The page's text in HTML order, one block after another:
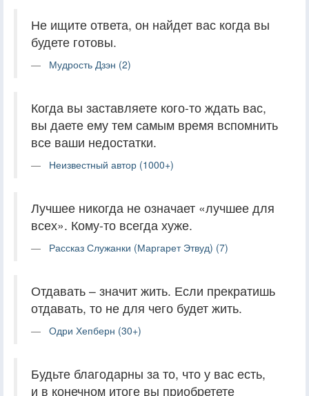
Не ищите ответа, он найдет вас когда вы
будете готовы.
Мудрость Дзэн (2)
Когда вы заставляете кого-то ждать вас,
вы даете ему тем самым время вспомнить
все ваши недостатки.
Неизвестный автор (1000+)
Лучшее никогда не означает «лучшее для
всех». Кому-то всегда хуже.
Рассказ Служанки (Маргарет Этвуд) (7)
Отдавать – значит жить. Если прекратишь
отдавать, то не для чего будет жить.
Одри Хепберн (30+)
Будьте благодарны за то, что у вас есть,
и в конечном итоге вы приобретете